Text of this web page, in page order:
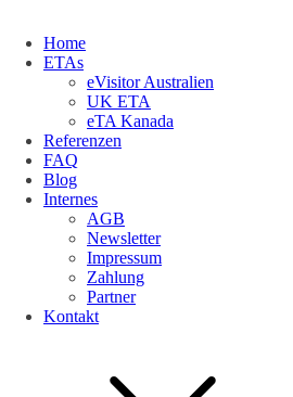
Home
ETAs
eVisitor Australien
UK ETA
eTA Kanada
Referenzen
FAQ
Blog
Internes
AGB
Newsletter
Impressum
Zahlung
Partner
Kontakt